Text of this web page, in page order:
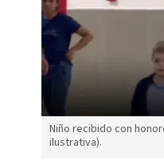
Niño recibido con
ilustrativa).